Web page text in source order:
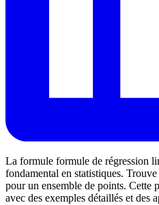
La formule formule de régression
fondamental en statistiques.
pour un ensemble de points. Cette
avec des exemples détaillés et des